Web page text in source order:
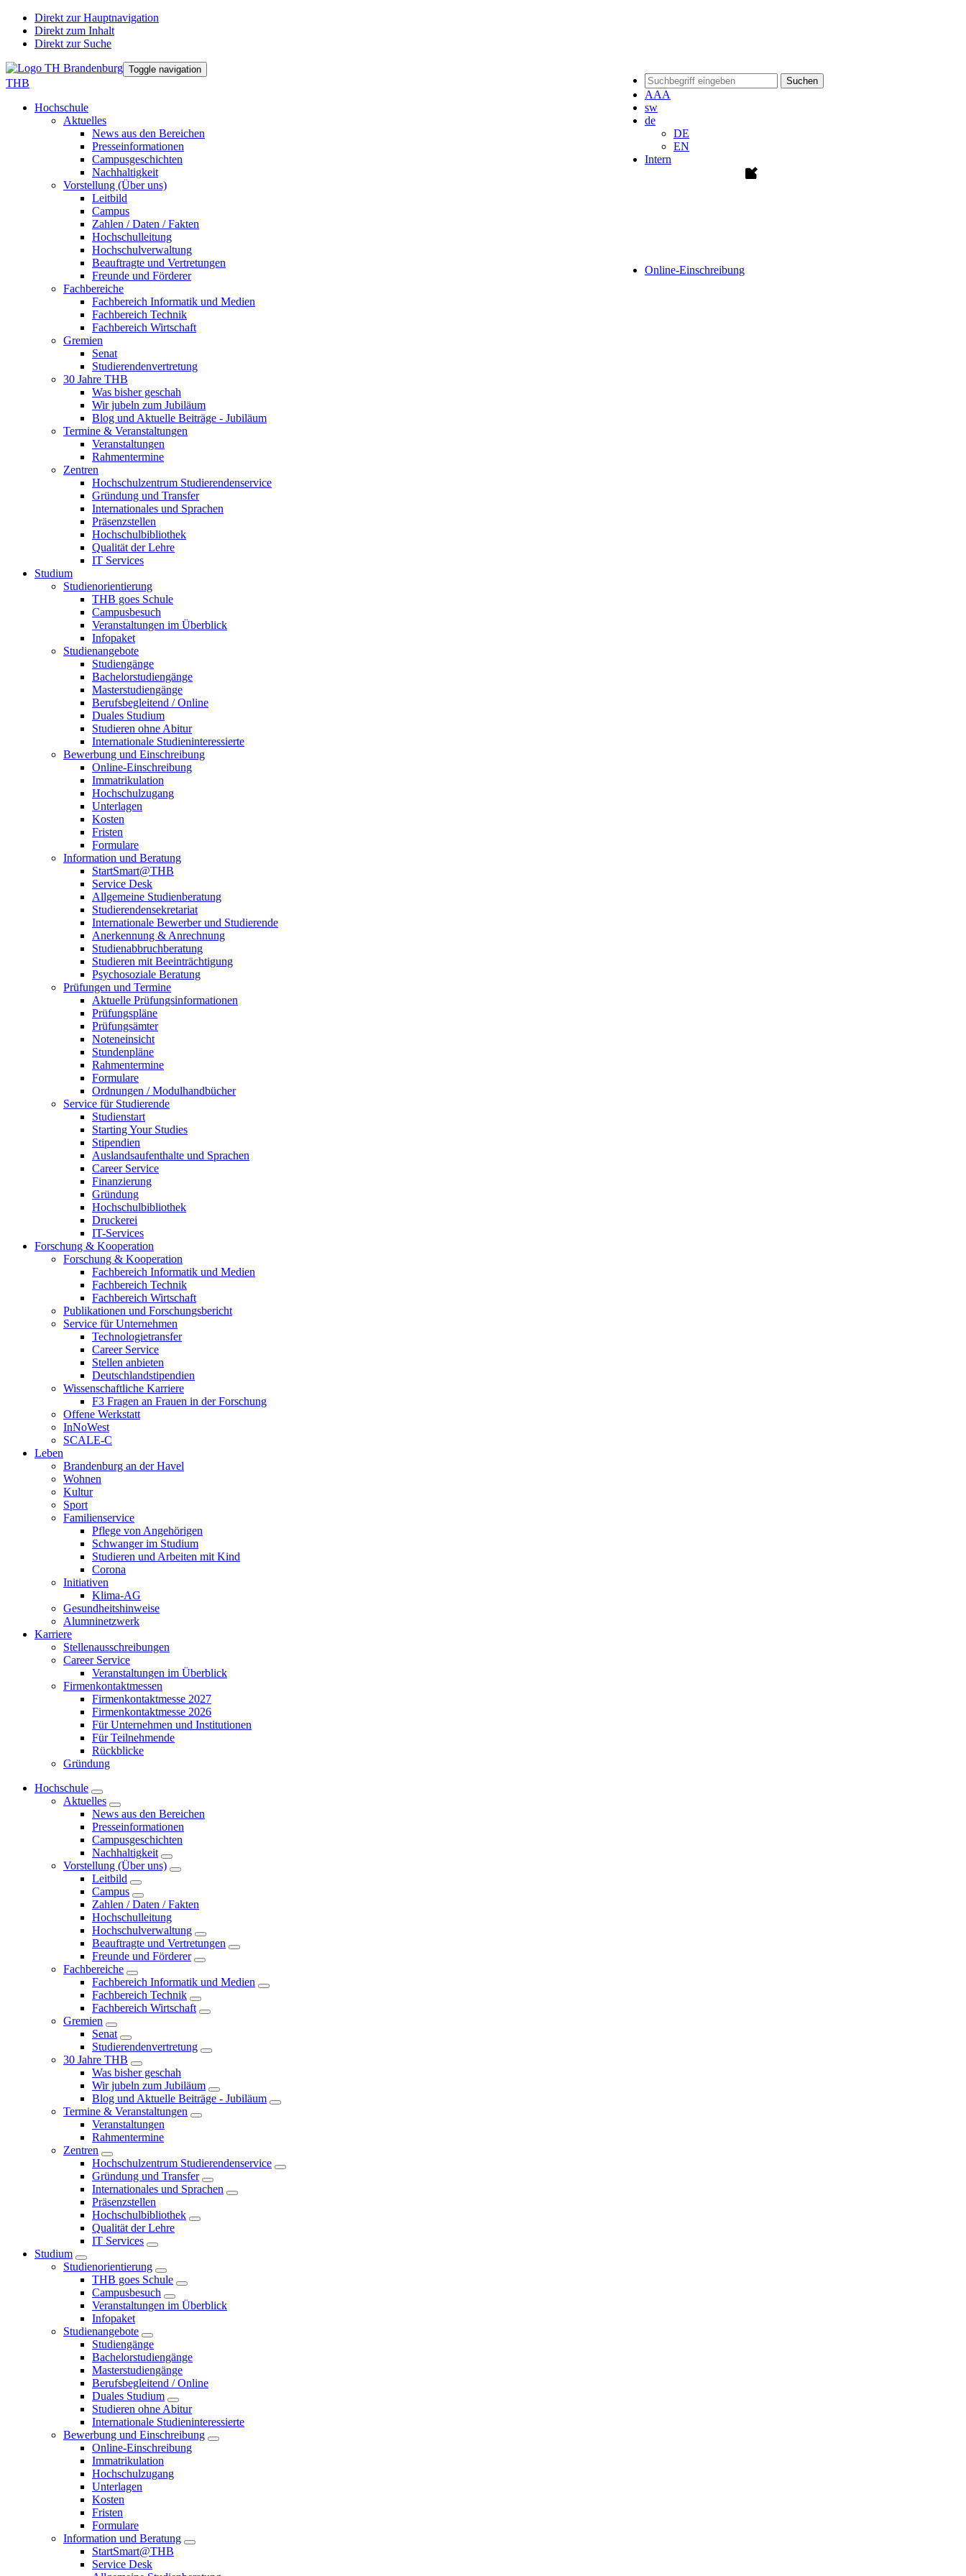
Direkt zur Hauptnavigation
Direkt zum Inhalt
Direkt zur Suche
Suchen
AAA
sw
de
DE
EN
Intern
Online-Einschreibung
Toggle navigation
THB
Hochschule
Aktuelles
News aus den Bereichen
Presseinformationen
Campusgeschichten
Nachhaltigkeit
Vorstellung (Über uns)
Leitbild
Campus
Zahlen / Daten / Fakten
Hochschulleitung
Hochschulverwaltung
Beauftragte und Vertretungen
Freunde und Förderer
Fachbereiche
Fachbereich Informatik und Medien
Fachbereich Technik
Fachbereich Wirtschaft
Gremien
Senat
Studierendenvertretung
30 Jahre THB
Was bisher geschah
Wir jubeln zum Jubiläum
Blog und Aktuelle Beiträge - Jubiläum
Termine & Veranstaltungen
Veranstaltungen
Rahmentermine
Zentren
Hochschulzentrum Studierendenservice
Gründung und Transfer
Internationales und Sprachen
Präsenzstellen
Hochschulbibliothek
Qualität der Lehre
IT Services
Studium
Studienorientierung
THB goes Schule
Campusbesuch
Veranstaltungen im Überblick
Infopaket
Studienangebote
Studiengänge
Bachelorstudiengänge
Masterstudiengänge
Berufsbegleitend / Online
Duales Studium
Studieren ohne Abitur
Internationale Studieninteressierte
Bewerbung und Einschreibung
Online-Einschreibung
Immatrikulation
Hochschulzugang
Unterlagen
Kosten
Fristen
Formulare
Information und Beratung
StartSmart@THB
Service Desk
Allgemeine Studienberatung
Studierendensekretariat
Internationale Bewerber und Studierende
Anerkennung & Anrechnung
Studienabbruchberatung
Studieren mit Beeinträchtigung
Psychosoziale Beratung
Prüfungen und Termine
Aktuelle Prüfungsinformationen
Prüfungspläne
Prüfungsämter
Noteneinsicht
Stundenpläne
Rahmentermine
Formulare
Ordnungen / Modulhandbücher
Service für Studierende
Studienstart
Starting Your Studies
Stipendien
Auslandsaufenthalte und Sprachen
Career Service
Finanzierung
Gründung
Hochschulbibliothek
Druckerei
IT-Services
Forschung & Kooperation
Forschung & Kooperation
Fachbereich Informatik und Medien
Fachbereich Technik
Fachbereich Wirtschaft
Publikationen und Forschungsbericht
Service für Unternehmen
Technologietransfer
Career Service
Stellen anbieten
Deutschlandstipendien
Wissenschaftliche Karriere
F3 Fragen an Frauen in der Forschung
Offene Werkstatt
InNoWest
SCALE-C
Leben
Brandenburg an der Havel
Wohnen
Kultur
Sport
Familienservice
Pflege von Angehörigen
Schwanger im Studium
Studieren und Arbeiten mit Kind
Corona
Initiativen
Klima-AG
Gesundheitshinweise
Alumninetzwerk
Karriere
Stellenausschreibungen
Career Service
Veranstaltungen im Überblick
Firmenkontaktmessen
Firmenkontaktmesse 2027
Firmenkontaktmesse 2026
Für Unternehmen und Institutionen
Für Teilnehmende
Rückblicke
Gründung
Hochschule
Aktuelles
News aus den Bereichen
Presseinformationen
Campusgeschichten
Nachhaltigkeit
Vorstellung (Über uns)
Leitbild
Campus
Zahlen / Daten / Fakten
Hochschulleitung
Hochschulverwaltung
Beauftragte und Vertretungen
Freunde und Förderer
Fachbereiche
Fachbereich Informatik und Medien
Fachbereich Technik
Fachbereich Wirtschaft
Gremien
Senat
Studierendenvertretung
30 Jahre THB
Was bisher geschah
Wir jubeln zum Jubiläum
Blog und Aktuelle Beiträge - Jubiläum
Termine & Veranstaltungen
Veranstaltungen
Rahmentermine
Zentren
Hochschulzentrum Studierendenservice
Gründung und Transfer
Internationales und Sprachen
Präsenzstellen
Hochschulbibliothek
Qualität der Lehre
IT Services
Studium
Studienorientierung
THB goes Schule
Campusbesuch
Veranstaltungen im Überblick
Infopaket
Studienangebote
Studiengänge
Bachelorstudiengänge
Masterstudiengänge
Berufsbegleitend / Online
Duales Studium
Studieren ohne Abitur
Internationale Studieninteressierte
Bewerbung und Einschreibung
Online-Einschreibung
Immatrikulation
Hochschulzugang
Unterlagen
Kosten
Fristen
Formulare
Information und Beratung
StartSmart@THB
Service Desk